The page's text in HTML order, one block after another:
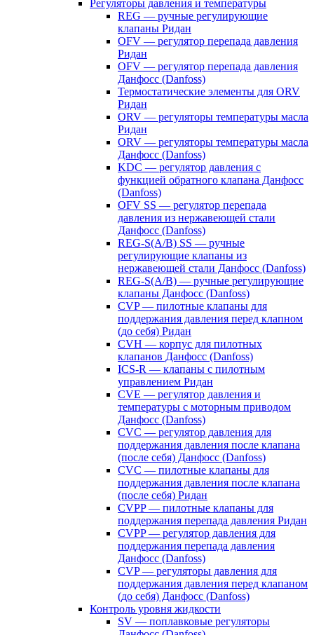
Регуляторы давления и температуры
REG — ручные регулирующие
клапаны Ридан
OFV — регулятор перепада давления
Ридан
OFV — регулятор перепада давления
Данфосс (Danfoss)
Термостатические элементы для ORV
Ридан
ORV — регуляторы температуры масла
Ридан
ORV — регуляторы температуры масла
Данфосс (Danfoss)
KDC — регулятор давления с
функцией обратного клапана Данфосс
(Danfoss)
OFV SS — регулятор перепада
давления из нержавеющей стали
Данфосс (Danfoss)
REG-S(A/B) SS — ручные
регулирующие клапаны из
нержавеющей стали Данфосс (Danfoss)
REG-S(A/B) — ручные регулирующие
клапаны Данфосс (Danfoss)
CVP — пилотные клапаны для
поддержания давления перед клапном
(до себя) Ридан
CVH — корпус для пилотных
клапанов Данфосс (Danfoss)
ICS-R — клапаны с пилотным
управлением Ридан
CVE — регулятор давления и
температуры с моторным приводом
Данфосс (Danfoss)
CVС — регулятор давления для
поддержания давления после клапана
(после себя) Данфосс (Danfoss)
CVС — пилотные клапаны для
поддержания давления после клапана
(после себя) Ридан
CVPP — пилотные клапаны для
поддержания перепада давления Ридан
CVPP — регулятор давления для
поддержания перепада давления
Данфосс (Danfoss)
CVP — регуляторы давления для
поддержания давления перед клапаном
(до себя) Данфосс (Danfoss)
Контроль уровня жидкости
SV — поплавковые регуляторы